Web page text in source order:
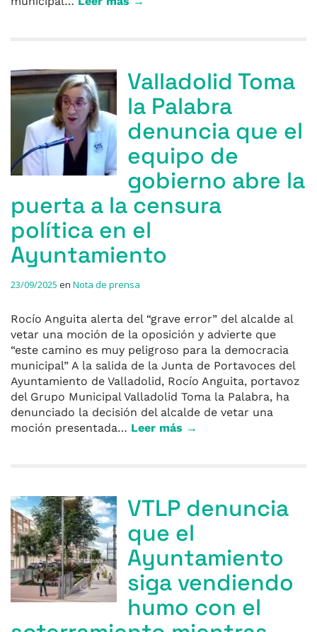
Valladolid Toma
la Palabra
denuncia que el
equipo de
gobierno abre la
puerta a la censura
política en el
Ayuntamiento
23/09/2025 en Nota de prensa
Rocío Anguita alerta del “grave error” del alcalde al
vetar una moción de la oposición y advierte que
“este camino es muy peligroso para la democracia
municipal” A la salida de la Junta de Portavoces del
Ayuntamiento de Valladolid, Rocío Anguita, portavoz
del Grupo Municipal Valladolid Toma la Palabra, ha
denunciado la decisión del alcalde de vetar una
moción presentada… Leer más →
VTLP denuncia
que el
Ayuntamiento
siga vendiendo
humo con el